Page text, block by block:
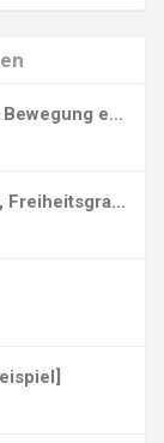
Begriffe in der Kinematik und die Bewegung ei...
Räumliche und ebene Bewegung, Freiheitsgrade